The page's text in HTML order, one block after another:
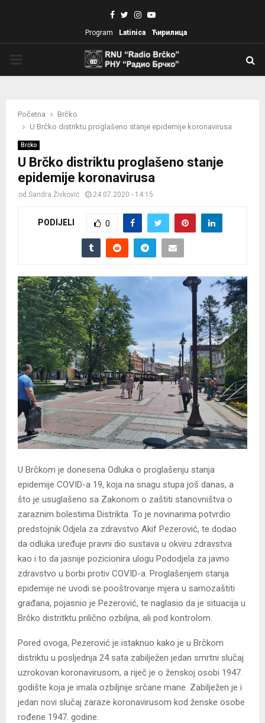
Facebook
TwitterInstagram
Youtube
Program Latinica Ћирилица
Početna
Brčko
U Brčko distriktu proglašeno stanje epidemije koronavirusa
Brčko
U Brčko distriktu proglašeno stanje
epidemije koronavirusa
od Sandra Živković 24.07.2020 - 14:15
PODIJELI 0
U Brčkom je donesena Odluka o proglašenju stanja
epidemije COVID-a 19, koja na snagu stupa još danas, a
što je usuglašeno sa Zakonom o zaštiti stanovništva o
zaraznim bolestima Distrikta. To je novinarima potvrdio
predstojnik Odjela za zdravstvo Akif Pezerović, te dodao
da odluka uređuje pravni dio sustava u okviru zdravstva
kao i to da jasnije pozicionira ulogu Pododjela za javno
zdravstvo u borbi protiv COVID-a. Proglašenjem stanja
epidemije ne uvodi se pooštrovanje mjera u samozaštiti
građana, pojasnio je Pezerović, te naglasio da je situacija u
Brčko distritktu prilično ozbiljna, ali pod kontrolom.
Pored ovoga, Pezerović je istaknuo kako je u Brčkom
distriktu u posljednja 24 sata zabilježen jedan smrtni slučaj
uzrokovan koronavirusom, a riječ je o ženskoj osobi 1947.
godište koja je imala ozbiljnije srčane mane. Zabilježen je i
jedan novi slučaj zaraze koronavirusom kod ženske osobe
rođene 1947. godine.